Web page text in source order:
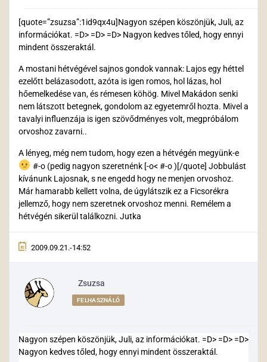
[quote=”zsuzsa”:1id9qx4u]Nagyon szépen köszönjük, Juli, az
információkat. =D> =D> =D> Nagyon kedves tőled, hogy ennyi
mindent összeraktál.
A mostani hétvégével sajnos gondok vannak: Lajos egy héttel
ezelőtt belázasodott, azóta is igen romos, hol lázas, hol
hőemelkedése van, és rémesen köhög. Mivel Makádon senki
nem látszott betegnek, gondolom az egyetemről hozta. Mivel a
tavalyi influenzája is igen szövődményes volt, megpróbálom
orvoshoz zavarni..
A lényeg, még nem tudom, hogy ezen a hétvégén megyünk-e
#-o (pedig nagyon szeretnénk [-o< #-o )[/quote] Jobbulást
kívánunk Lajosnak, s ne engedd hogy ne menjen orvoshoz.
Már hamarabb kellett volna, de úgylátszik ez a Ficsorékra
jellemző, hogy nem szeretnek orvoshoz menni. Remélem a
hétvégén sikerül találkozni. Jutka
2009.09.21.-14:52
Zsuzsa
FELHASZNÁLÓ
Nagyon szépen köszönjük, Juli, az információkat. =D> =D> =D>
Nagyon kedves tőled, hogy ennyi mindent összeraktál.